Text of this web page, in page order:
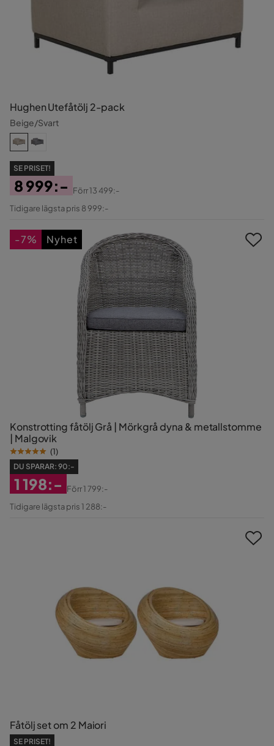
Hughen Utefåtölj 2-pack
Beige/Svart
SE PRISET!
Pris
8 999:-
Original
Förr13 499:-
Tidigare lägsta pris 8 999:-
Konstrotting fåtölj Grå | Mörkgrå dyna & metallstomme
| Malgovik
(1)
DU SPARAR: 90:-
Rabatterat
1 198:-
Original
Förr1 799:-
Tidigare lägsta pris 1 288:-
-7% Nyhet
Fåtölj set om 2 Maiori
SE PRISET!